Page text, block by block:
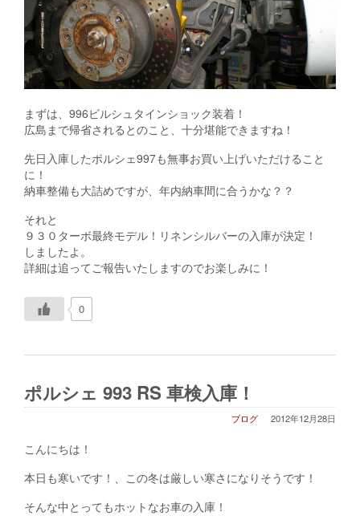
まずは、996ビルシュタインショック装着！
広島まで帰省されるとのこと、十分堪能できますね！
先日入庫したポルシェ997も無事お買い上げいただけること
に！
納車整備も大詰めですが、年内納車間に合うかな？？
それと
９３０ターボ最終モデル！リネンシルバーの入庫が決定！
しましたよ。
詳細は追ってご報告いたしますのでお楽しみに！
0
ポルシェ 993 RS 車検入庫！
2012年12月28日
ブログ
こんにちは！
本日も寒いです！、この冬は厳しい寒さになりそうです！
そんな中とってもホットなお車の入庫！